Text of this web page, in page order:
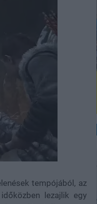
tempójából, az
lezajlik egy